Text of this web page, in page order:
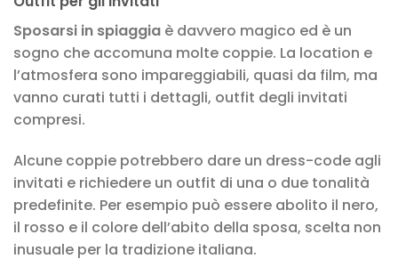
Sposarsi in spiaggia è davvero magico ed è un
sogno che accomuna molte coppie. La location e
l’atmosfera sono impareggiabili, quasi da film, ma
vanno curati tutti i dettagli, outfit degli invitati
compresi.
Alcune coppie potrebbero dare un dress-code agli
invitati e richiedere un outfit di una o due tonalità
predefinite. Per esempio può essere abolito il nero,
il rosso e il colore dell’abito della sposa, scelta non
inusuale per la tradizione italiana.